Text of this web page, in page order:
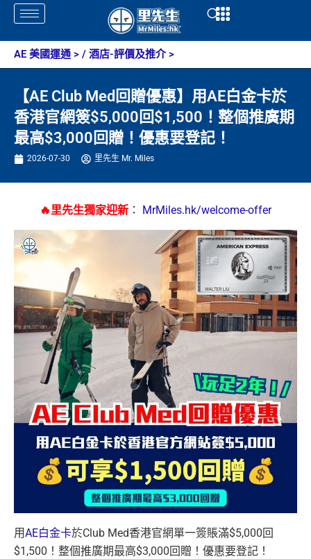
Skip
content
Open
AE 美國運通 > / 酒店-評價及推介>
【AE Club Med回贈優惠】用AE白金卡於
香港官網簽$5,000回$1,500！整個推廣期
最高$3,000回贈！優惠要登記！
2026-07-30 里先生 Mr. Miles
🔥里先生獨家迎新 ： MrMiles.hk/welcome-offer
用AE白金卡於Club Med香港官網單一簽賬滿$5,000回
$1,500！整個推廣期最高$3,000回贈！優惠要登記！